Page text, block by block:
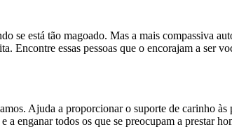
se está tão magoado. Mas a mais compassiva
Encontre essas pessoas que o encorajam a ser
Ajuda a proporcionar o suporte de carinho
enganar todos os que se preocupam a prestar